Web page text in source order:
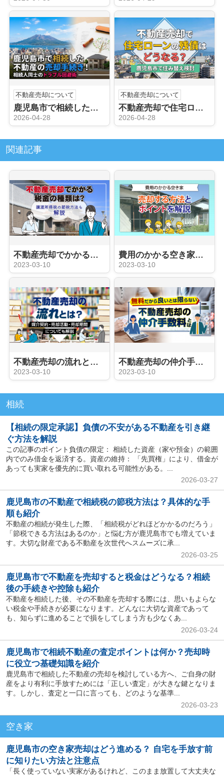
不動産売却について
鹿児島市で相続した不動産の売却手続き！相続人同士のトラブル回避術
2026-04-28
不動産売却について
不動産売却で住宅ローンの残債はどうなる？鹿児島市で住み替え検討
2026-04-28
関連記事
不動産売却でかかる税金の種類は？譲渡所得税の節税方法も解説
2023-03-10
費用のかかる空き家を売却する方法とポイントを解説
2023-03-10
不動産売却の流れとは？媒介契約・売却活動・売却期間についても解説
2023-03-10
不動産売却の仲介手数料とは？
2023-03-10
相続
【相続の限定承認】負債の不安がある不動産を引き継
ぐ方法を解説
この記事のポイント負債の限定： 相続した資産（家や預金）の範囲
内でのみ借金を返済する。資産の維持： 「先買権」により、借金が
あっても実家を優先的に買い取れる可能性がある。...
2026-03-27
鹿児島市の不動産で相続税の節税方法は？具体的な手
順も紹介
不動産の相続が発生した際、「相続税がどれほどかかるのだろう」
「節税できる方法はあるのか」と悩む方が鹿児島市でも増えていま
す。大切な財産である不動産を次世代へスムーズに承...
2026-03-25
鹿児島市で不動産を売却すると税金はどうなる？相続
後の手続きや控除も紹介
不動産を相続した後、その不動産を売却する際には、思いもよらな
い税金や手続きが必要になります。どんなに大切な資産であって
も、知らずに進めることで損をしてしまう方も少なくあ...
2026-03-24
鹿児島市で相続不動産の査定ポイントは何か？売却時
に役立つ基礎知識を紹介
鹿児島市で相続した不動産の売却を検討している方へ、ご自身の財
産をより有利に手放すためには「正しい査定」が大きな鍵となりま
す。しかし、査定と一口に言っても、どのような基準...
2026-03-23
空き家
鹿児島市の空き家売却はどう進める？ 自宅を手放す前
に知りたい方法と注意点
「長く使っていない実家があるけれど、このまま放置して大丈夫な